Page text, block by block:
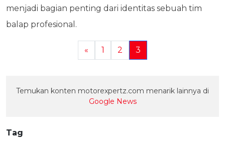
menjadi bagian penting dari identitas sebuah tim
balap profesional.
« 1 2 3
Temukan konten motorexpertz.com menarik lainnya di
Google News
Tag